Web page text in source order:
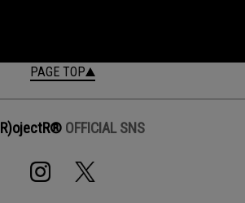
PAGE TOP
OFFICIAL SNS